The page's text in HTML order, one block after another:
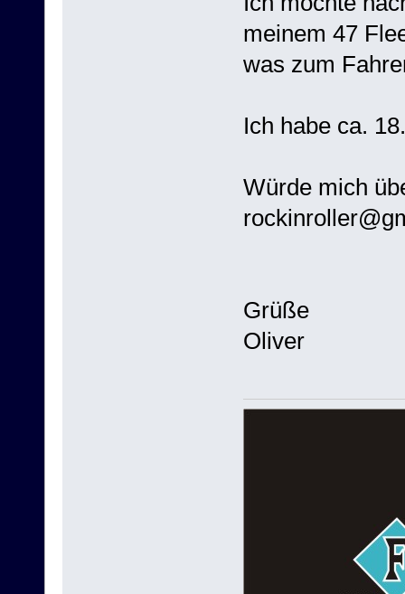
meinem 47
was zum
Ich habe ca.
Würde mich
Grüße
Oliver